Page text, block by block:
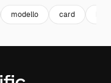
modello card